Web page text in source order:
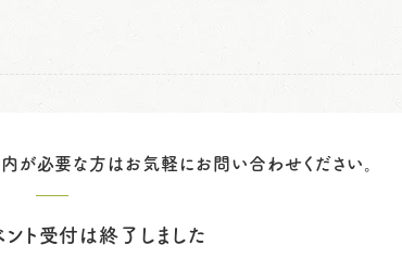
が必要な方はお気軽にお問い合わせください。
ント受付は終了しました